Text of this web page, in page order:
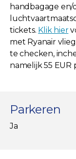
handbagage
tickets. Klik hier
met Ryanair
te checken,
namelijk 55 EUR
Parkeren
Ja